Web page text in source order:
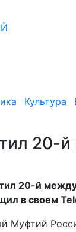
Культура
20-
20-й
в своем
Муфтий